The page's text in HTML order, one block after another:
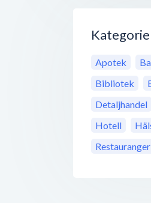
Apotek
Bibliotek
Detaljhandel
Hotell
Restauranger